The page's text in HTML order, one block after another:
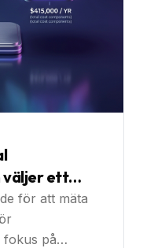
väljer ett
för att mäta
fokus på